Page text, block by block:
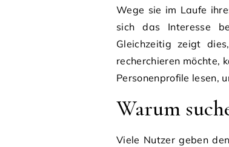
Wege sie im Laufe
sich das Interesse
Gleichzeitig zeigt
recherchieren möchte,
Personenprofile lesen,
Warum
Viele Nutzer geben